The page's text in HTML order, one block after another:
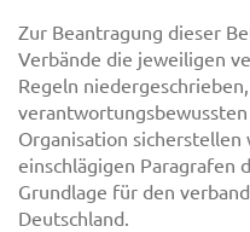
Zur Beantragung dieser
Verbände die jeweiligen
Regeln
Organisation
einschlägigen Paragrafen
Grundlage für den
Deutschland.